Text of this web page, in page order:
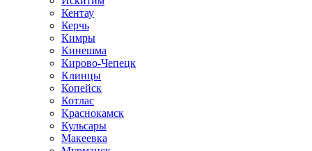
Кентау
Керчь
Кимры
Кинешма
Кирово-Чепецк
Клинцы
Копейск
Котлас
Краснокамск
Кульсары
Макеевка